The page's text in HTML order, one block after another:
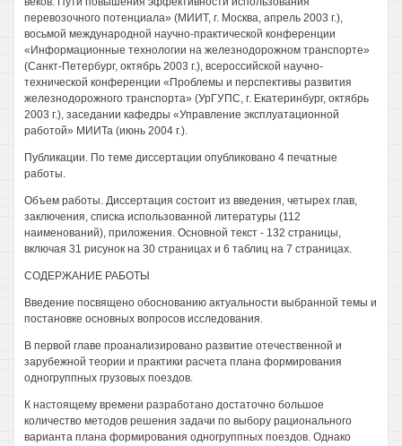
перевозочного потенциала» (МИИТ, г. Москва, апрель 2003 г.),
восьмой международной научно-практической конференции
«Информационные технологии на железнодорожном транспорте»
(Санкт-Петербург, октябрь 2003 г.), всероссийской научно-
технической конференции «Проблемы и перспективы развития
железнодорожного транспорта» (УрГУПС, г. Екатеринбург, октябрь
2003 г.), заседании кафедры «Управление эксплуатационной
работой» МИИТа (июнь 2004 г.).
Публикации. По теме диссертации опубликовано 4 печатные
работы.
Объем работы. Диссертация состоит из введения, четырех глав,
заключения, списка использованной литературы (112
наименований), приложения. Основной текст - 132 страницы,
включая 31 рисунок на 30 страницах и 6 таблиц на 7 страницах.
СОДЕРЖАНИЕ РАБОТЫ
Введение посвящено обоснованию актуальности выбранной темы и
постановке основных вопросов исследования.
В первой главе проанализировано развитие отечественной и
зарубежной теории и практики расчета плана формирования
одногруппных грузовых поездов.
К настоящему времени разработано достаточно большое
количество методов решения задачи по выбору рационального
варианта плана формирования одногруппных поездов. Однако